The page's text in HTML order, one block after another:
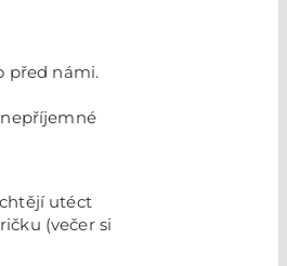
před námi.
utéct
(večer si